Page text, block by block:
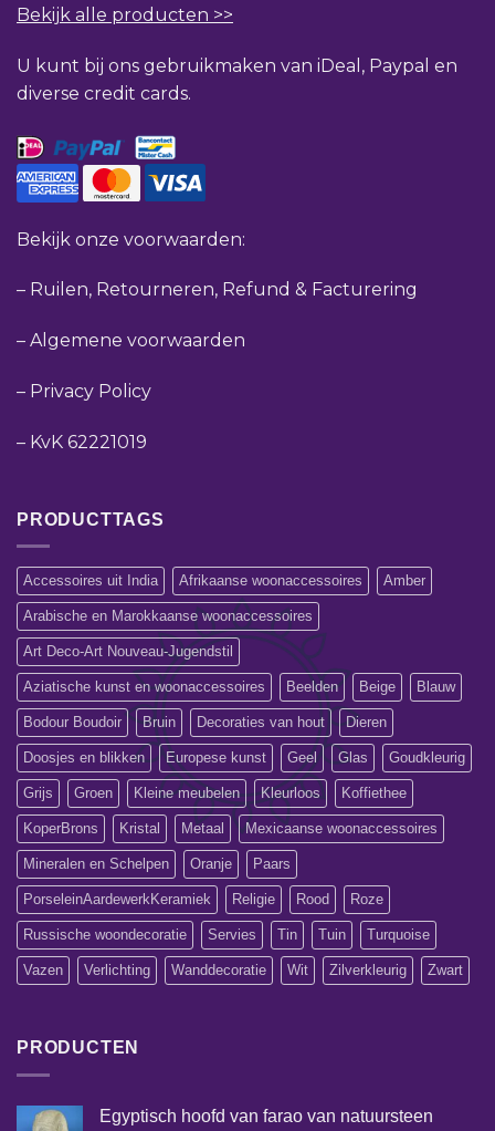
Bekijk alle producten >>
U kunt bij ons gebruikmaken van iDeal, Paypal en
diverse credit cards.
Bekijk onze voorwaarden:
– Ruilen, Retourneren, Refund & Facturering
– Algemene voorwaarden
– Privacy Policy
– KvK 62221019
PRODUCTTAGS
Accessoires uit India Afrikaanse woonaccessoires Amber
Arabische en Marokkaanse woonaccessoires
Art Deco-Art Nouveau-Jugendstil
Aziatische kunst en woonaccessoires Beelden Beige Blauw
Bodour Boudoir Bruin Decoraties van hout Dieren
Doosjes en blikken Europese kunst Geel Glas Goudkleurig
Grijs Groen Kleine meubelen Kleurloos Koffiethee
KoperBrons Kristal Metaal Mexicaanse woonaccessoires
Mineralen en Schelpen Oranje Paars
PorseleinAardewerkKeramiek Religie Rood Roze
Russische woondecoratie Servies Tin Tuin Turquoise
Vazen Verlichting Wanddecoratie Wit Zilverkleurig Zwart
PRODUCTEN
Egyptisch hoofd van farao van natuursteen